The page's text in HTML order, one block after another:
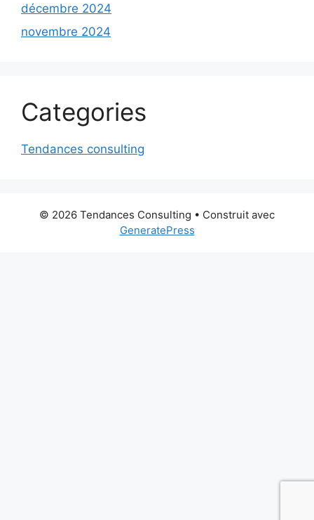
décembre 2024
novembre 2024
Categories
Tendances consulting
© 2026 Tendances Consulting • Construit avec
GeneratePress